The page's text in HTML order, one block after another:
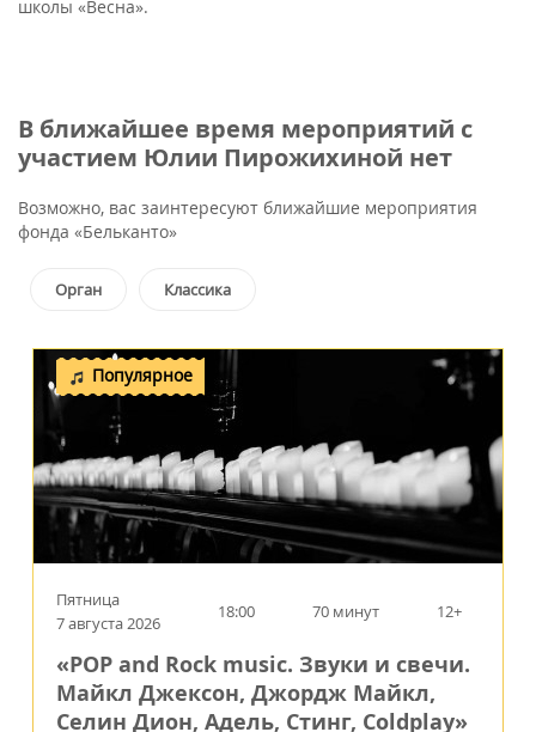
школы «Весна».
В ближайшее время мероприятий с
участием Юлии Пирожихиной нет
Возможно, вас заинтересуют ближайшие мероприятия
фонда «Бельканто»
Орган Классика
Популярное
Пятница
7 августа 2026
18:00 70 минут 12+
«POP and Rock music. Звуки и свечи.
Майкл Джексон, Джордж Майкл,
Селин Дион, Адель, Стинг, Coldplay»